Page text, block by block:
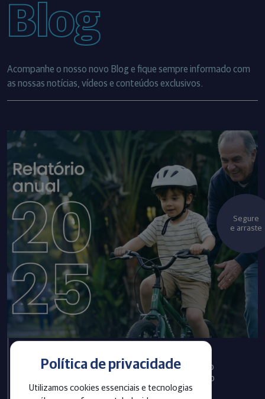
Política de privacidade
Utilizamos cookies essenciais e tecnologias
Blog
Acompanhe o nosso novo Blog e fique sempre informado com
as nossas notícias, vídeos e conteúdos exclusivos.
Infraprev publica Relatório
Anual com informações do
exercício 2025
Segure
e arraste